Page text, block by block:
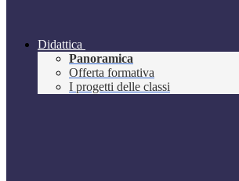
Didattica
Panoramica
Offerta formativa
I progetti delle classi